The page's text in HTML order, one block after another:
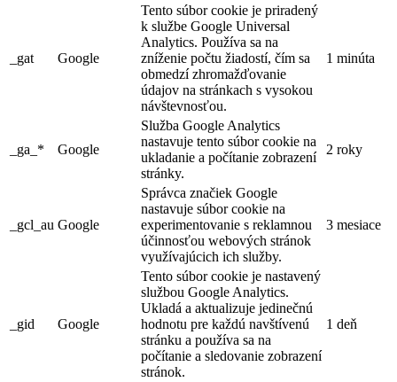
_gat Google
Tento súbor cookie je priradený
k službe Google Universal
Analytics. Používa sa na
zníženie počtu žiadostí, čím sa
obmedzí zhromažďovanie
údajov na stránkach s vysokou
návštevnosťou.
1 minúta
_ga_* Google
Služba Google Analytics
nastavuje tento súbor cookie na
ukladanie a počítanie zobrazení
stránky.
2 roky
_gcl_au Google
Správca značiek Google
nastavuje súbor cookie na
experimentovanie s reklamnou
účinnosťou webových stránok
využívajúcich ich služby.
3 mesiace
_gid Google
Tento súbor cookie je nastavený
službou Google Analytics.
Ukladá a aktualizuje jedinečnú
hodnotu pre každú navštívenú
stránku a používa sa na
počítanie a sledovanie zobrazení
stránok.
1 deň